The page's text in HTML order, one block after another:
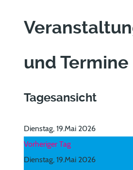
und Termine
Tagesansicht
Dienstag, 19.Mai 2026
Vorheriger Tag
Dienstag, 19.Mai 2026